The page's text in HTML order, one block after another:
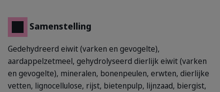
Samenstelling
Gedehydreerd eiwit (varken en gevogelte),
aardappelzetmeel, gehydrolyseerd dierlijk eiwit (varken
en gevogelte), mineralen, bonenpeulen, erwten, dierlijke
vetten, lignocellulose, rijst, bietenpulp, lijnzaad, biergist,